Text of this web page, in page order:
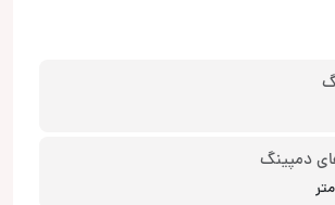
دمپینگ